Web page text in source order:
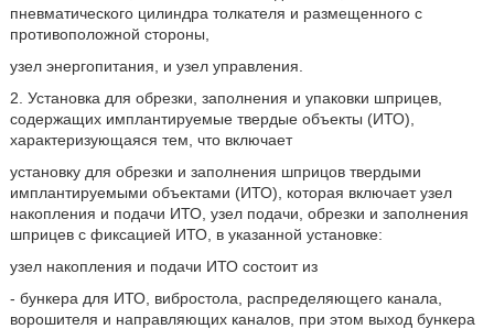
пневматического цилиндра толкателя и размещенного с
противоположной стороны,
узел энергопитания, и узел управления.
2. Установка для обрезки, заполнения и упаковки шприцев,
содержащих имплантируемые твердые объекты (ИТО),
характеризующаяся тем, что включает
установку для обрезки и заполнения шприцов твердыми
имплантируемыми объектами (ИТО), которая включает узел
накопления и подачи ИТО, узел подачи, обрезки и заполнения
шприцев с фиксацией ИТО, в указанной установке:
узел накопления и подачи ИТО состоит из
- бункера для ИТО, вибростола, распределяющего канала,
ворошителя и направляющих каналов, при этом выход бункера